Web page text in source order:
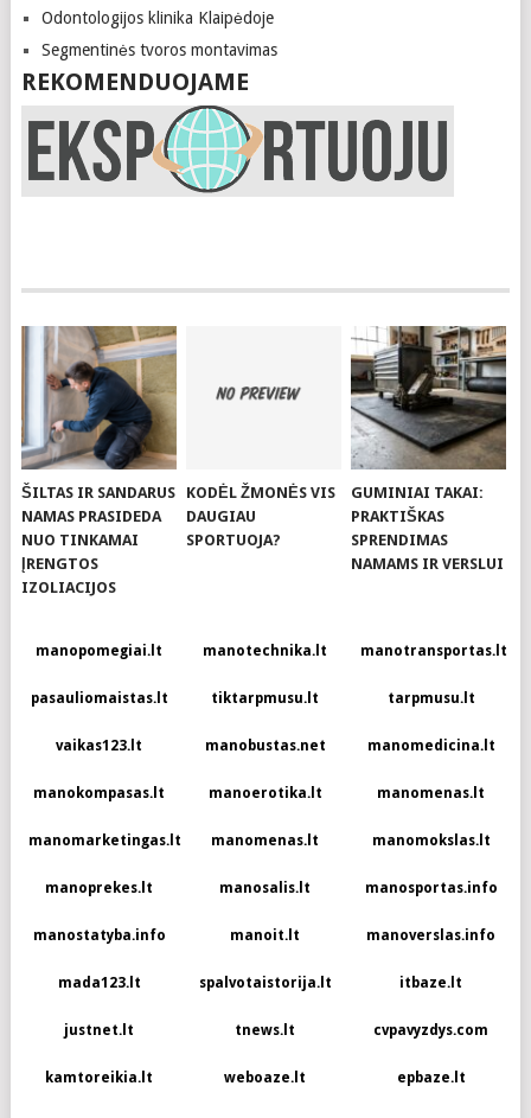
Odontologijos klinika Klaipėdoje
Segmentinės tvoros montavimas
REKOMENDUOJAME
ŠILTAS IR SANDARUS
NAMAS PRASIDEDA
NUO TINKAMAI
ĮRENGTOS
IZOLIACIJOS
KODĖL ŽMONĖS VIS
DAUGIAU
SPORTUOJA?
GUMINIAI TAKAI:
PRAKTIŠKAS
SPRENDIMAS
NAMAMS IR VERSLUI
manopomegiai.lt manotechnika.lt manotransportas.lt
pasauliomaistas.lt tiktarpmusu.lt tarpmusu.lt
vaikas123.lt manobustas.net manomedicina.lt
manokompasas.lt manoerotika.lt manomenas.lt
manomarketingas.lt manomenas.lt manomokslas.lt
manoprekes.lt manosalis.lt manosportas.info
manostatyba.info manoit.lt manoverslas.info
mada123.lt spalvotaistorija.lt itbaze.lt
justnet.lt tnews.lt cvpavyzdys.com
kamtoreikia.lt weboaze.lt epbaze.lt